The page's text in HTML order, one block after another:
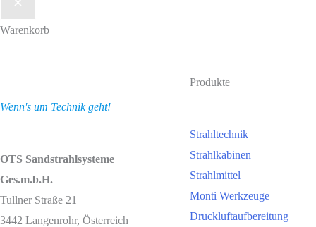
Warenkorb
Wenn's um Technik geht!
OTS Sandstrahlsysteme
Ges.m.b.H.
Tullner Straße 21
3442 Langenrohr, Österreich
Produkte
Strahltechnik
Strahlkabinen
Strahlmittel
Monti Werkzeuge
Druckluftaufbereitung